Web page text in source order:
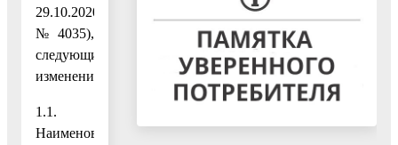
29.10.2020
№ 4035),
следующие
изменения:
1.1.
Наименование